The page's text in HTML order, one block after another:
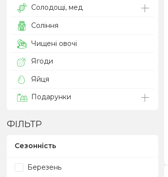
Солодощі, мед
Соління
Чищені овочі
Ягоди
Яйця
Подарунки
ФІЛЬТР
Сезонність
Березень